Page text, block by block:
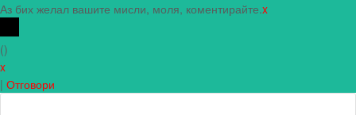
Аз бих желал вашите мисли, моля, коментирайте.x
()
x
| Отговори